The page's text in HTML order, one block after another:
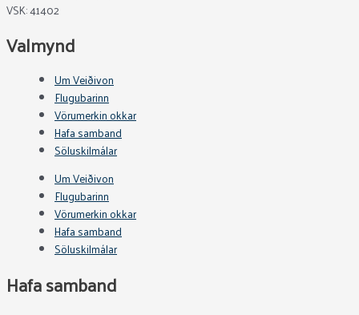
VSK: 41402
Valmynd
Um Veiðivon
Flugubarinn
Vörumerkin okkar
Hafa samband
Söluskilmálar
Um Veiðivon
Flugubarinn
Vörumerkin okkar
Hafa samband
Söluskilmálar
Hafa samband